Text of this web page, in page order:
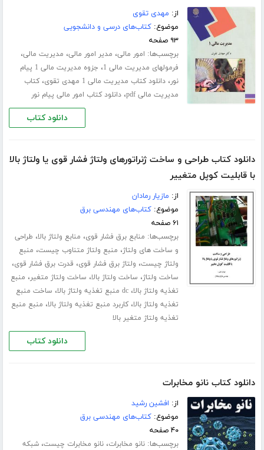
از: مهدی تقوی
موضوع:کتاب‌های درسی و دانشجویی
۹۳ صفحه
برچسب‌ها: امور مالی، مدیر امور مالی، مدیریت مالی،
فرمولهای مدیریت مالی 1 ،
جزوه مدیریت مالی 1 پیام
نور،دانلود کتاب مدیریت مالی 1 مهدی تقوی ،کتاب
مدیریت مالی pdf
،دانلود کتاب امور مالی پیام نور
دانلود کتاب
دانلود کتاب طراحی و ساخت ژنراتورهای ولتاژ فشار قوی یا ولتاژ بالا
با قابلیت کوپل متغییر
از: مازیار رمادان
موضوع:کتاب‌های مهندسی برق
۶۱ صفحه
برچسب‌ها: منابع برق فشار قوی، منابع ولتاژ بالا، طراحی
و ساخت های ولتاژ، منبع ولتاژ متناوب چیست، منبع
ولتاژ چیست، ولتاژ برق فشار قوی، قدرت برق فشار قوی،
ساخت ولتاژ، ساخت ولتاژ بالا، ساخت ولتاژ متغیر، منبع
تغذیه ولتاژ بالا،dc منبع تغذیه ولتاژ بالا ، ساخت منبع
تغذیه ولتاژ بالا،کاربرد منبع تغذیه ولتاژ بالا، منبع منبع
تغذیه ولتاژ متغیر بالا
دانلود کتاب
دانلود کتاب نانو مخابرات
از: افشین رشید
موضوع:کتاب‌های مهندسی برق
۴۰ صفحه
برچسب‌ها:نانو مخابرات،نانو مخابرات چیست،شبکه